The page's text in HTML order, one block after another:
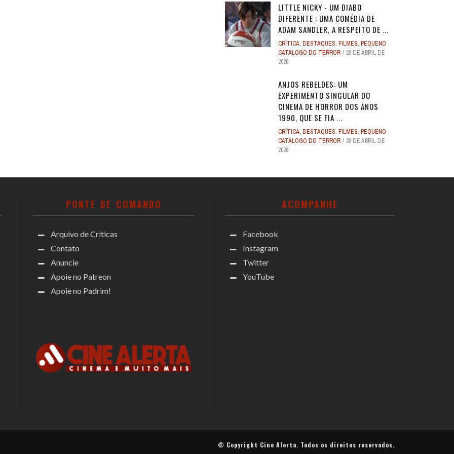
LITTLE NICKY - UM DIABO
DIFERENTE : UMA COMÉDIA DE
ADAM SANDLER, A RESPEITO DE ...
CRÍTICA, DESTAQUES, FILMES, PEQUENO
CATÁLOGO DO TERROR
29 DE ABRIL DE
2026
ANJOS REBELDES: UM
EXPERIMENTO SINGULAR DO
CINEMA DE HORROR DOS ANOS
1990, QUE SE FIA ...
CRÍTICA, DESTAQUES, FILMES, PEQUENO
CATÁLOGO DO TERROR
28 DE ABRIL DE
2026
PONTE DE COMANDO
Arquivo de Críticas
Contato
Anuncie
Apoie no Patreon
Apoie no Padrim!
ACOMPANHE
Facebook
Instagram
Twitter
YouTube
© Copyright Cine Alerta. Todos os direitos reservados.